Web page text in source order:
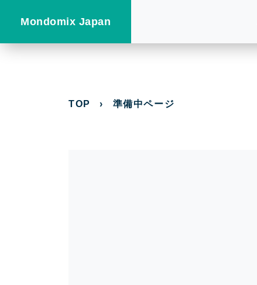
Mondomix Japan
TOP › 準備中ページ